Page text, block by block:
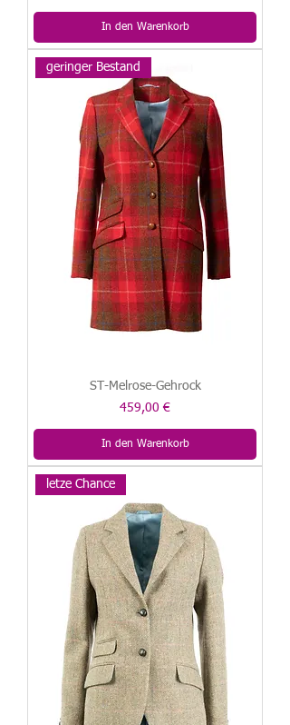
In den Warenkorb
geringer Bestand
ST-Melrose-Gehrock
Preis
459,00 €
In den Warenkorb
letze Chance